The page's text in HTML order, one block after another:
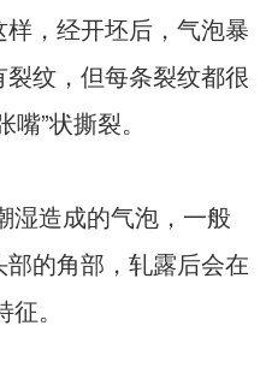
，经开坯后，气泡暴
纹，但每条裂纹都很
”状撕裂。
造成的气泡，一般
的角部，轧露后会在
。